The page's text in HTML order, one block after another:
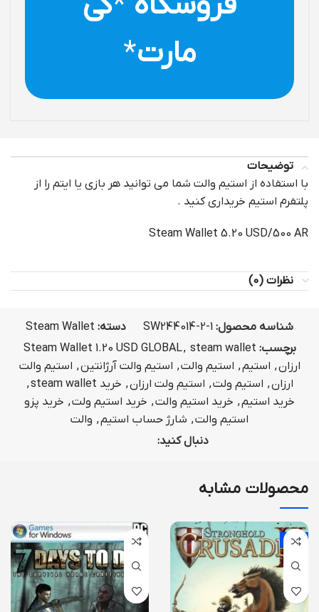
مارت*
توضیحات
با استفاده از استیم والت شما می توانید هر بازی یا ایتم را از
پلتفرم استیم خریداری کنید .
Steam Wallet 5.20 USD/500 AR
نظرات (0)
شناسه محصول: SW244014-2-1 دسته: Steam Wallet
برچسب:
Steam Wallet 1.20 USD GLOBAL, steam wallet
ارزان, استیم, استیم والت, استیم والت آرژانتین, استیم والت
ارزان, استیم ولت, استیم ولت ارزان, خرید steam wallet
,
خرید استیم, خرید استیم والت, خرید استیم ولت, خرید پزو
استیم والت, شارژ حساب استیم, والت
دنبال کنید:
محصولات مشابه
-60%